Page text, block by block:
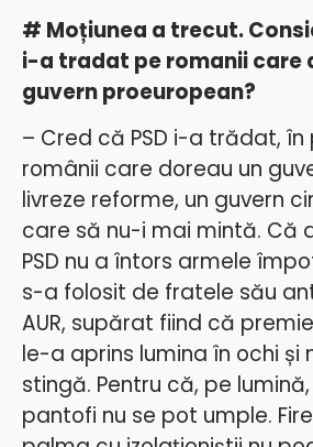
# Moțiunea a trecut.
i-a tradat pe romanii care
guvern proeuropean?
– Cred că PSD i-a trădat, în
românii care doreau un
livreze reforme, un guvern
care să nu-i mai mintă. Că
PSD nu a întors armele
s-a folosit de fratele său
AUR, supărat fiind că
le-a aprins lumina în ochi și
stingă. Pentru că, pe
pantofi nu se pot umple.